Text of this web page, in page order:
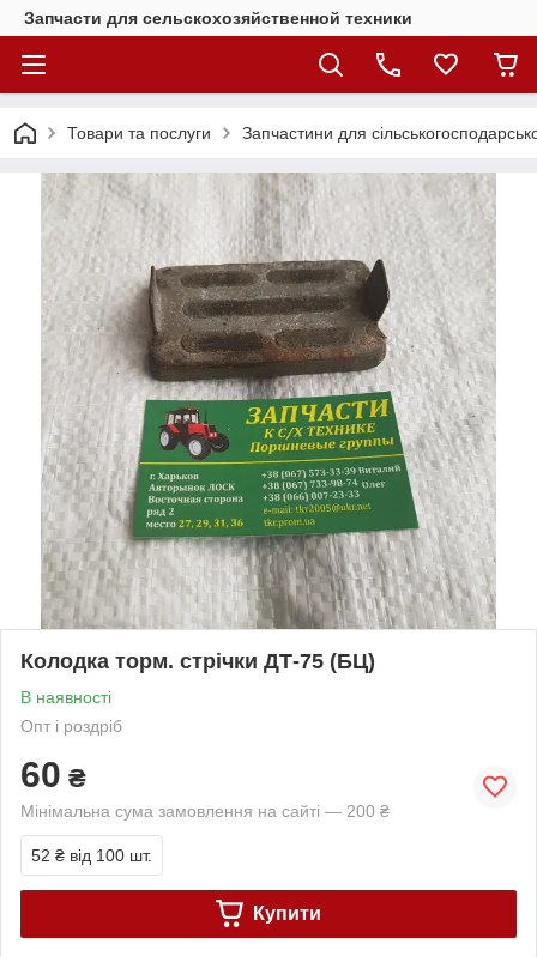
Запчасти для сельскохозяйственной техники
Товари та послуги Запчастини для
Колодка торм. стрічки ДТ-75 (БЦ)
В наявності
Опт і роздріб
60 ₴
Мінімальна сума замовлення на сайті — 200 ₴
52 ₴ від 100 шт.
Купити